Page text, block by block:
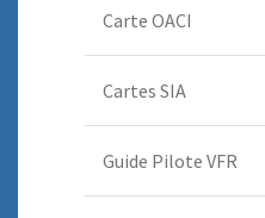
Carte OACI
Cartes SIA
Guide Pilote VFR